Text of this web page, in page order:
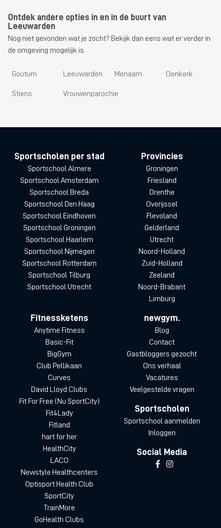
Ontdek andere opties in en in de buurt van
Leeuwarden
Nog niet gevonden wat je zocht? Bekijk dan eens wat er verder in
de omgeving mogelijk is.
Goutum Leeuwarden Menaam Oenkerk
Stiens Vrouwenparochie
Sportscholen per stad
Sportschool Almere
Sportschool Amsterdam
Sportschool Breda
Sportschool Den Haag
Sportschool Eindhoven
Sportschool Groningen
Sportschool Haarlem
Sportschool Nijmegen
Sportschool Rotterdam
Sportschool Tilburg
Sportschool Utrecht
Provincies
Groningen
Friesland
Drenthe
Overijssel
Flevoland
Gelderland
Utrecht
Noord-Holland
Zuid-Holland
Zeeland
Noord-Brabant
Limburg
Fitnessketens
Anytime Fitness
Basic-Fit
BigGym
Club Pellikaan
Curves
David Lloyd Clubs
Fit For Free (Nu SportCity)
Fit4Lady
Fitland
hart for her
HealthCity
LACO
Newstyle Healthcenters
Optisport Health Club
SportCity
TrainMore
GoHealth Clubs
newgym.
Blog
Contact
Gastbloggers gezocht
Ons verhaal
Vacatures
Veelgestelde vragen
Sportscholen
Sportschool aanmelden
Inloggen
Social Media